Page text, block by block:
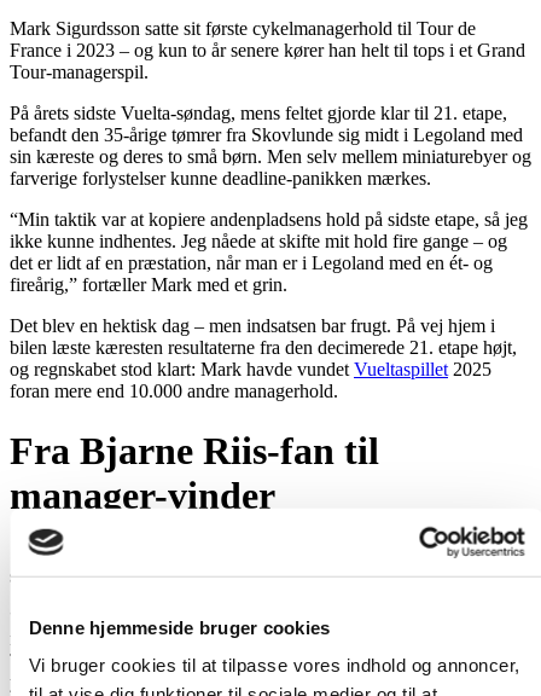
Denne hjemmeside bruger cookies
Vi bruger cookies til at tilpasse vores indhold og annoncer,
Mark Sigurdsson satte sit første cykelmanagerhold til Tour de
France i 2023 – og kun to år senere kører han helt til tops i et Grand
Tour-managerspil.
På årets sidste Vuelta-søndag, mens feltet gjorde klar til 21. etape,
befandt den 35-årige tømrer fra Skovlunde sig midt i Legoland med
sin kæreste og deres to små børn. Men selv mellem miniaturebyer og
farverige forlystelser kunne deadline-panikken mærkes.
“Min taktik var at kopiere andenpladsens hold på sidste etape, så jeg
ikke kunne indhentes. Jeg nåede at skifte mit hold fire gange – og
det er lidt af en præstation, når man er i Legoland med en ét- og
fireårig,” fortæller Mark med et grin.
Det blev en hektisk dag – men indsatsen bar frugt. På vej hjem i
bilen læste kæresten resultaterne fra den decimerede 21. etape højt,
og regnskabet stod klart: Mark havde vundetVueltaspillet2025
foran mere end 10.000 andre managerhold.
Fra Bjarne Riis-fan til
manager-vinder
Selvom han har fulgt cykelsporten helt siden Bjarne Riis’
storhedstid, er det kun to år siden, han satte sit første managerhold.
“Jeg plejer at spille Tour de France mod kammeraterne om en god
middag, men med denne sejr må vi se, om de tør udfordre mig igen i
Tour’en 2026,” siger Mark, der i øjeblikket er på barsel med sit
yngste barn.